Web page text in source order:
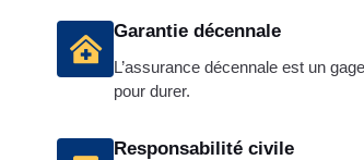
Garantie décennale
L’assurance décennale est un
pour durer.
Responsabilité civile